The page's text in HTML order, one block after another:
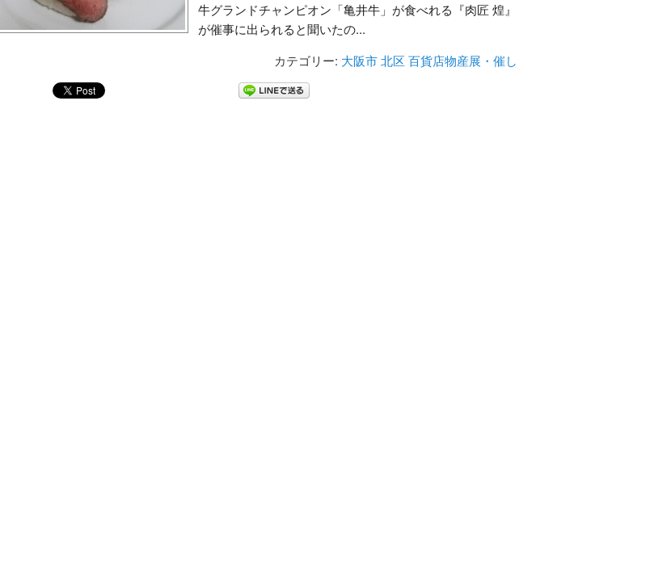
牛グランドチャンピオン「亀井牛」が食べれる『肉匠 煌』
が催事に出られると聞いたの...
カテゴリー: 大阪市 北区 百貨店物産展・催し